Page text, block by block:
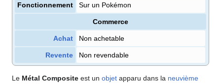
Fonctionnement Sur un Pokémon
Commerce
Achat Non achetable
Revente Non revendable
Le Métal Composite est un objet apparu dans la neuvième